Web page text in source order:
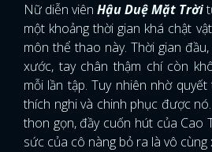
Nữ diễn viên Hậu Duệ Mặt Trời
một khoảng thời gian khá chật
môn thể thao này. Thời gian
xước, tay chân thậm chí còn
mỗi lần tập. Tuy nhiên nhờ
thích nghi và chinh phục được
thon gọn, đầy cuốn hút của Cao
sức của cô nàng bỏ ra là vô cùng